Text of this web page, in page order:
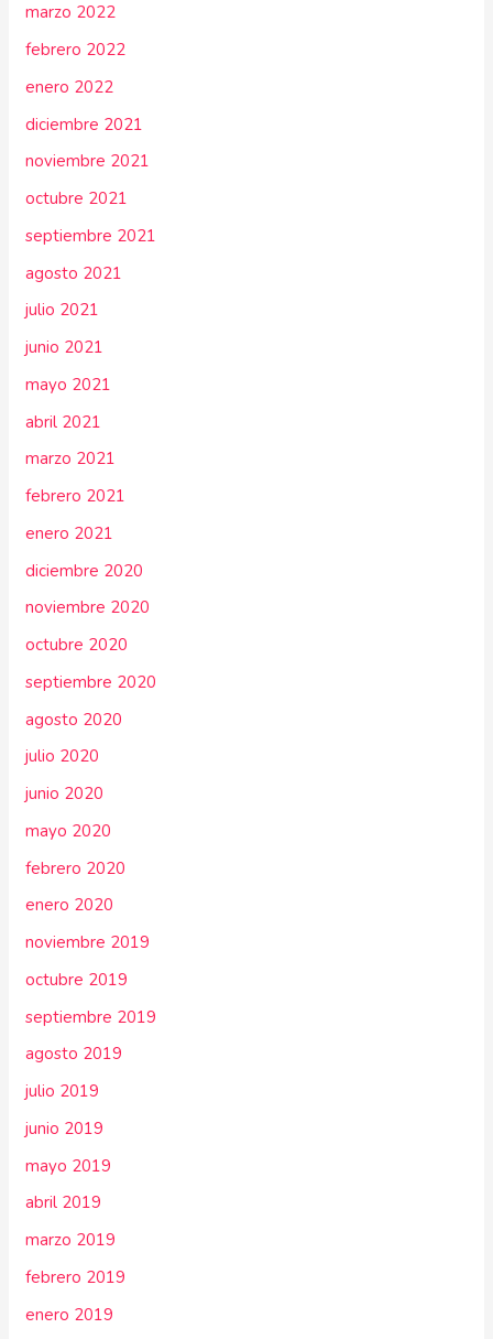
marzo 2022
febrero 2022
enero 2022
diciembre 2021
noviembre 2021
octubre 2021
septiembre 2021
agosto 2021
julio 2021
junio 2021
mayo 2021
abril 2021
marzo 2021
febrero 2021
enero 2021
diciembre 2020
noviembre 2020
octubre 2020
septiembre 2020
agosto 2020
julio 2020
junio 2020
mayo 2020
febrero 2020
enero 2020
noviembre 2019
octubre 2019
septiembre 2019
agosto 2019
julio 2019
junio 2019
mayo 2019
abril 2019
marzo 2019
febrero 2019
enero 2019